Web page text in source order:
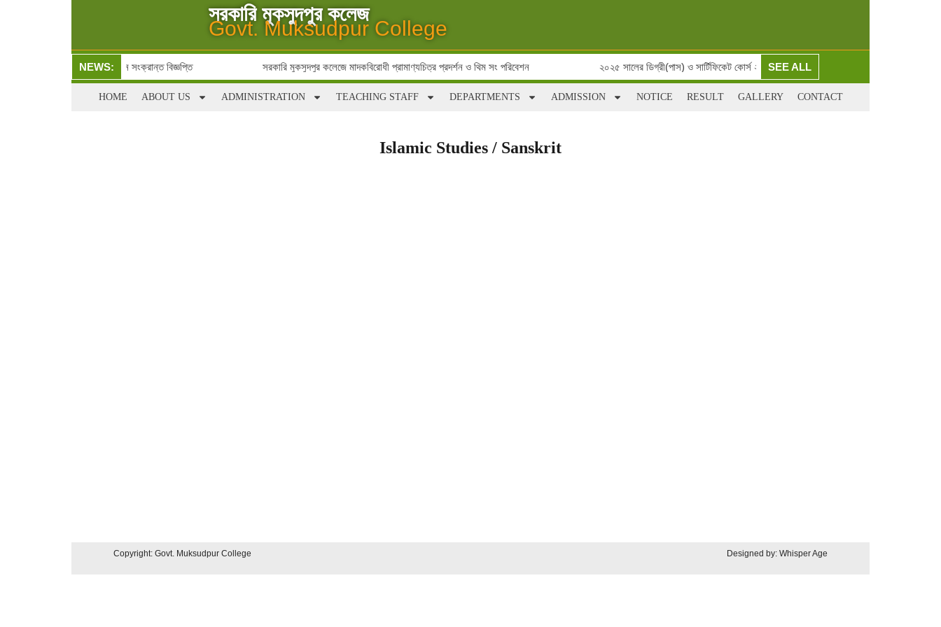
সরকারি মুকসুদপুর কলেজ
Govt. Muksudpur College
NEWS:
শ্রেণিতে ভর্তি ও ফি জমা প্রদান সংক্রান্ত বিজ্ঞপ্তি সরকারি মুকসুদপুর কলেজে মাদকবিরোধী প্রামাণ্যচিত্র প্রদর্শন ও থিম সং পরিবেশন ২০২৫ সালের ডিগ্রী(পাস) ও সার্টিফিকেট কোর্স ২য় বর্ষের ১ম ইনকোর্স পরীক্ষা
SEE ALL
HOME ABOUT US ADMINISTRATION TEACHING STAFF DEPARTMENTS ADMISSION NOTICE RESULT GALLERY CONTACT
Islamic Studies / Sanskrit
Copyright: Govt. Muksudpur College Designed by: Whisper Age